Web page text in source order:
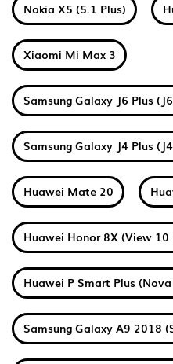
Nokia X5 (5.1 Plus)
Xiaomi Mi Max 3
Samsung Galaxy J6 Plus
Samsung Galaxy J4 Plus
Huawei Mate 20
Huawei Honor 8X (View 10
Huawei P Smart Plus
Samsung Galaxy A9 2018